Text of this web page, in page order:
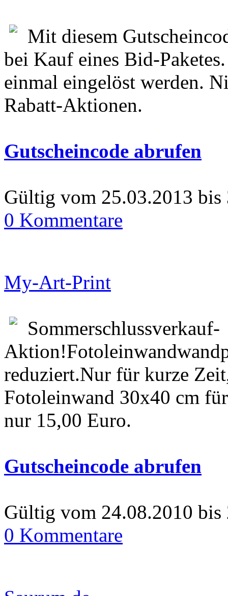
Mit diesem
bei Kauf eines Bid-
einmal eingelöst werden.
Rabatt-Aktionen.
Gutscheincode abrufen
Gültig vom 25.03.2013 bis
0 Kommentare
My-Art-Print
Sommerschlussverkauf-
reduziert.Nur für kurze
Fotoleinwand 30x40 cm
nur 15,00 Euro.
Gutscheincode abrufen
Gültig vom 24.08.2010 bis
0 Kommentare